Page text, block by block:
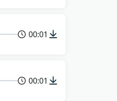
00:01
00:01